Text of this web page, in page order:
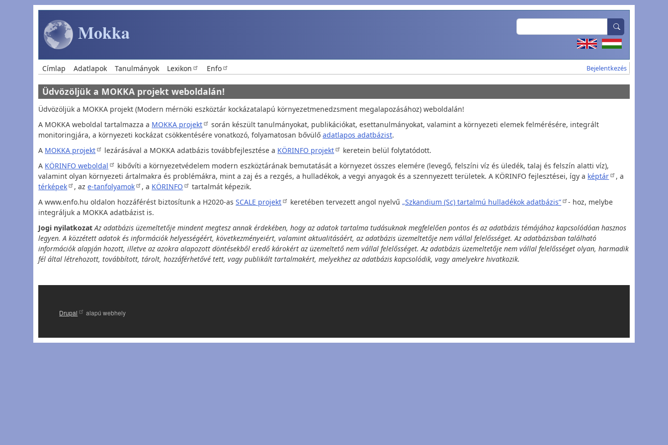
Ugrás a tartalomra
Mokka Search
Main navigation
Címlap Adatlapok Tanulmányok Lexikon Enfo User account
Bejelentkezés
Üdvözöljük a MOKKA projekt weboldalán!
Üdvözöljük a MOKKA projekt (Modern mérnöki eszköztár kockázatalapú környezetmenedzsment megalapozásához) weboldalán!
A MOKKA weboldal tartalmazza a MOKKA projekt
során készült tanulmányokat, publikációkat, esettanulmányokat, valamint a környezeti elemek felmérésére, integrált
monitoringjára, a környezeti kockázat csökkentésére vonatkozó, folyamatosan bővülőadatlapos adatbázist.
A MOKKA projekt lezárásával a MOKKA adatbázis továbbfejlesztése a KÖRINFO projekt
keretein belül folytatódott.
A KÖRINFO weboldal
kibővíti a környezetvédelem modern eszköztárának bemutatását a környezet összes elemére (levegő, felszíni víz és üledék, talaj és felszín alatti víz),
valamint olyan környezeti ártalmakra és problémákra, mint a zaj és a rezgés, a hulladékok, a vegyi anyagok és a szennyezett területek. A KÖRINFO fejlesztései, így a képtár
, a
térképek
, aze-tanfolyamok , a KÖRINFO
tartalmát képezik.
A www.enfo.hu oldalon hozzáférést biztosítunk a H2020-asSCALE projekt keretében tervezett angol nyelvű„Szkandium (Sc) tartalmú hulladékok adatbázis”
- hoz, melybe
integráljuk a MOKKA adatbázist is.
Jogi nyilatkozat Az adatbázis üzemeltetője mindent megtesz annak érdekében, hogy az adatok tartalma tudásuknak megfelelően pontos és az adatbázis témájához kapcsolódóan hasznos
legyen. A közzétett adatok és információk helyességéért, következményeiért, valamint aktualitásáért, az adatbázis üzemeltetője nem vállal felelősséget. Az adatbázisban található
információk alapján hozott, illetve az azokra alapozott döntésekből eredő károkért az üzemeltető nem vállal felelősséget. Az adatbázis üzemeltetője nem vállal felelősséget olyan, harmadik
fél által létrehozott, továbbított, tárolt, hozzáférhetővé tett, vagy publikált tartalmakért, melyekhez az adatbázis kapcsolódik, vagy amelyekre hivatkozik.
Drupal alapú webhely